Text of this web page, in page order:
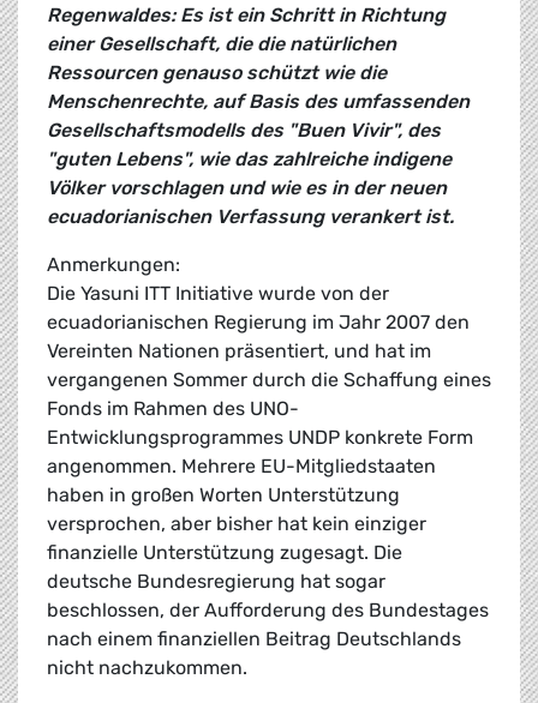
Regenwaldes: Es ist ein Schritt in Richtung
einer Gesellschaft, die die natürlichen
Ressourcen genauso schützt wie die
Menschenrechte, auf Basis des umfassenden
Gesellschaftsmodells des "Buen Vivir", des
"guten Lebens", wie das zahlreiche indigene
Völker vorschlagen und wie es in der neuen
ecuadorianischen Verfassung verankert ist.
Anmerkungen:
Die Yasuni ITT Initiative wurde von der
ecuadorianischen Regierung im Jahr 2007 den
Vereinten Nationen präsentiert, und hat im
vergangenen Sommer durch die Schaffung eines
Fonds im Rahmen des UNO-
Entwicklungsprogrammes UNDP konkrete Form
angenommen. Mehrere EU-Mitgliedstaaten
haben in großen Worten Unterstützung
versprochen, aber bisher hat kein einziger
finanzielle Unterstützung zugesagt. Die
deutsche Bundesregierung hat sogar
beschlossen, der Aufforderung des Bundestages
nach einem finanziellen Beitrag Deutschlands
nicht nachzukommen.